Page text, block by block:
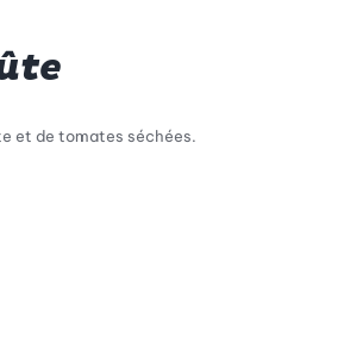
et de tomates séchées.
1 sur 5
Green Betty